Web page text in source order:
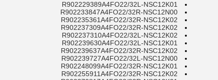
R902229389A4FO22/32L-NSC12K01
R902233847A4FO22/32R-NSC12N00
R902235361A4FO22/32R-NSC12K02
R902237309A4FO22/32R-NSC12K02
R902237310A4FO22/32L-NSC12K02
R902239630A4FO22/32L-NSC12K01
R902239637A4FO22/32R-NSC12K02
R902239727A4FO22/32L-NSC12N00
R902248099A4FO22/32R-NSC12K01
R902255911A4FO22/32R-NSC12K02